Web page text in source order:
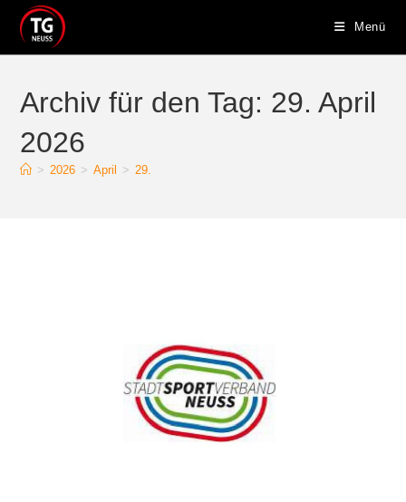
Inhalt
springen
Menü
Archiv für den Tag: 29. April
2026
> 2026 > April > 29.